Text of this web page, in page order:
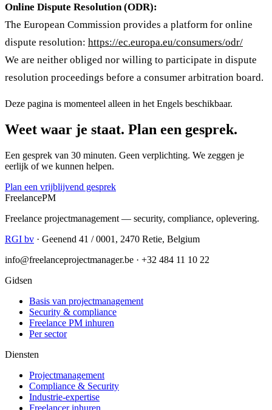
Online Dispute Resolution (ODR):
The European Commission provides a platform for online
dispute resolution: https://ec.europa.eu/consumers/odr/
We are neither obliged nor willing to participate in dispute
resolution proceedings before a consumer arbitration board.
Deze pagina is momenteel alleen in het Engels beschikbaar.
Weet waar je staat. Plan een gesprek.
Een gesprek van 30 minuten. Geen verplichting. We zeggen je
eerlijk of we kunnen helpen.
Plan een vrijblijvend gesprek
FreelancePM
Freelance projectmanagement — security, compliance, oplevering.
RGI bv · Geenend 41 / 0001, 2470 Retie, Belgium
info@freelanceprojectmanager.be · +32 484 11 10 22
Gidsen
Basis van projectmanagement
Security & compliance
Freelance PM inhuren
Per sector
Diensten
Projectmanagement
Compliance & Security
Industrie-expertise
Freelancer inhuren